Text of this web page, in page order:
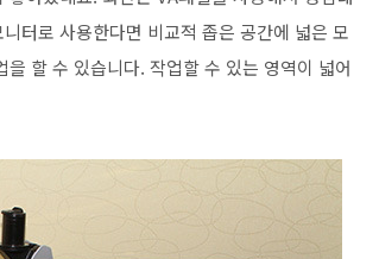
터로 사용한다면 비교적 좁은 공간에 넓은 모
할 수 있습니다. 작업할 수 있는 영역이 넓어